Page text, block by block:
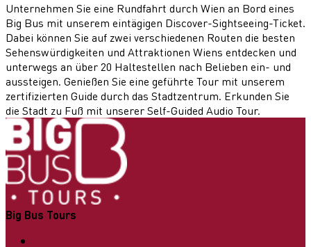
Unternehmen Sie eine Rundfahrt durch Wien an Bord eines
Big Bus mit unserem eintägigen Discover-Sightseeing-Ticket.
Dabei können Sie auf zwei verschiedenen Routen die besten
Sehenswürdigkeiten und Attraktionen Wiens entdecken und
unterwegs an über 20 Haltestellen nach Belieben ein- und
aussteigen. Genießen Sie eine geführte Tour mit unserem
zertifizierten Guide durch das Stadtzentrum. Erkunden Sie
die Stadt zu Fuß mit unserer Self-Guided Audio Tour.
Big Bus Tours